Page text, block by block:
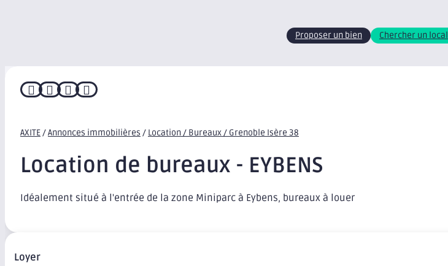
Proposer un bien Chercher un local
   
AXITE/Annonces immobilières / Location / Bureaux / Grenoble Isère 38
Location de bureaux - EYBENS
Idéalement situé à l'entrée de la zone Miniparc à Eybens, bureaux à louer
Loyer